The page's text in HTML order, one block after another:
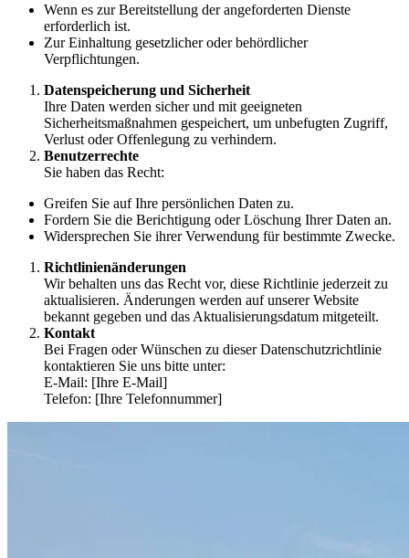
Wenn es zur Bereitstellung der angeforderten Dienste
erforderlich ist.
Zur Einhaltung gesetzlicher oder behördlicher
Verpflichtungen.
Datenspeicherung und Sicherheit
Ihre Daten werden sicher und mit geeigneten
Sicherheitsmaßnahmen gespeichert, um unbefugten Zugriff,
Verlust oder Offenlegung zu verhindern.
Benutzerrechte
Sie haben das Recht:
Greifen Sie auf Ihre persönlichen Daten zu.
Fordern Sie die Berichtigung oder Löschung Ihrer Daten an.
Widersprechen Sie ihrer Verwendung für bestimmte Zwecke.
Richtlinienänderungen
Wir behalten uns das Recht vor, diese Richtlinie jederzeit zu
aktualisieren. Änderungen werden auf unserer Website
bekannt gegeben und das Aktualisierungsdatum mitgeteilt.
Kontakt
Bei Fragen oder Wünschen zu dieser Datenschutzrichtlinie
kontaktieren Sie uns bitte unter:
E-Mail: [Ihre E-Mail]
Telefon: [Ihre Telefonnummer]